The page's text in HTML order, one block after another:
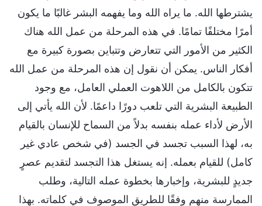
يشترطها الله. ما يراه الله وما يفهمه البشر غالبًا ما يكون
أمرًا مختلفًا تمامًا. في هذه المرحلة من عمل الله هناك
الكثير من الأمور التي تتعارض وتتباين بصورة كبيرة مع
أفكار الناس. يمكن أن نقول إن هذه المرحلة من عمل الله
تتكون بالكامل من اللاهوت العملي العامل، مع وجود
الطبيعة البشرية التي تلعب دورًا داعمًا. لأن الله يأتي إلى
الأرض لأداء عمله بنفسه بدلاً من السماح للإنسان بالقيام
به، لهذا السبب تجسد في الجسد (في شخص عادي غير
كامل) للقيام بعمله. إنه يستغل هذا التجسد لتقديم عصرٍ
جديدٍ للبشرية، وإخبارها بخطوة عمله التالية، وطلب
الممارسة منهم وفقًا للطريق الموصوف في كلماته. بهذا